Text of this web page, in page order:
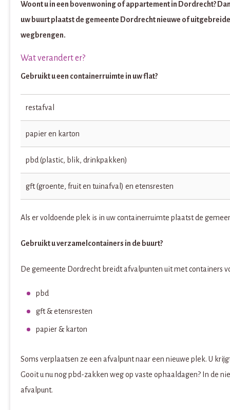
Woont u in een bovenwoning of appartement in Dordrecht?
uw buurt plaatst de gemeente Dordrecht nieuwe of
wegbrengen.
Wat verandert er?
Gebruikt u een containerruimte in uw flat?
restafval
papier en karton
pbd (plastic, blik, drinkpakken)
gft (groente, fruit en tuinafval) en etensresten
Als er voldoende plek is in uw containerruimte plaatst de
Gebruikt u verzamelcontainers in de buurt?
De gemeente Dordrecht breidt afvalpunten uit met containers
pbd
gft & etensresten
papier & karton
Soms verplaatsen ze een afvalpunt naar een nieuwe plek. U
Gooit u nu nog pbd-zakken weg op vaste ophaaldagen? In de
afvalpunt.